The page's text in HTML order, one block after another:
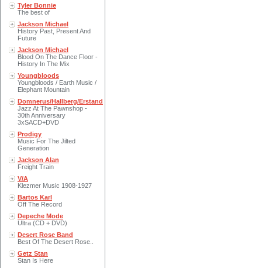
Tyler Bonnie
The best of
Jackson Michael
History Past, Present And
Future
Jackson Michael
Blood On The Dance Floor -
History In The Mix
Youngbloods
Youngbloods / Earth Music /
Elephant Mountain
Domnerus/Hallberg/Erstand
Jazz At The Pawnshop -
30th Anniversary
3xSACD+DVD
Prodigy
Music For The Jilted
Generation
Jackson Alan
Freight Train
V/A
Klezmer Music 1908-1927
Bartos Karl
Off The Record
Depeche Mode
Ultra (CD + DVD)
Desert Rose Band
Best Of The Desert Rose..
Getz Stan
Stan Is Here